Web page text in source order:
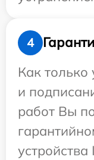
4
Как только
и
работ Вы